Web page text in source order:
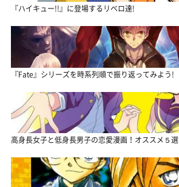
『ハイキュー!!』に登場するリベロ達!
『Fate』シリーズを時系列順で振り返ってみよう!
高身長女子と低身長男子の恋愛漫画！オススメ５選